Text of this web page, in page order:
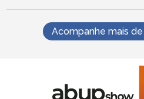
Acompanhe mais